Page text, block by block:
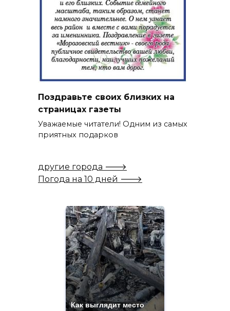
Поздравьте своих близких на
страницах газеты
Уважаемые читатели! Одним из самых
приятных подарков
другие города 🡒
Погода на 10 дней 🡒
Как выглядит место